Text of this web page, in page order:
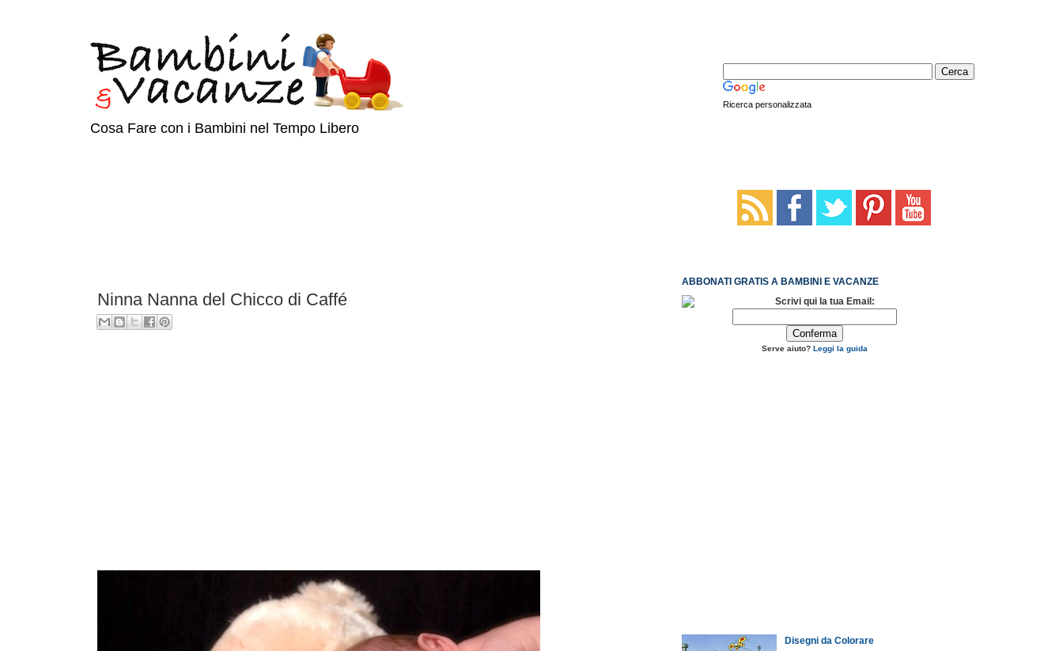
Ricerca personalizzata
Cosa Fare con i Bambini nel Tempo Libero
Ninna Nanna del Chicco di Caffé
ABBONATI GRATIS A BAMBINI E VACANZE
Scrivi qui la tua Email:
Serve aiuto? Leggi la guida
Disegni da Colorare